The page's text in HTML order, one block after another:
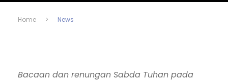
Home > News
Bacaan dan renungan Sabda Tuhan pada